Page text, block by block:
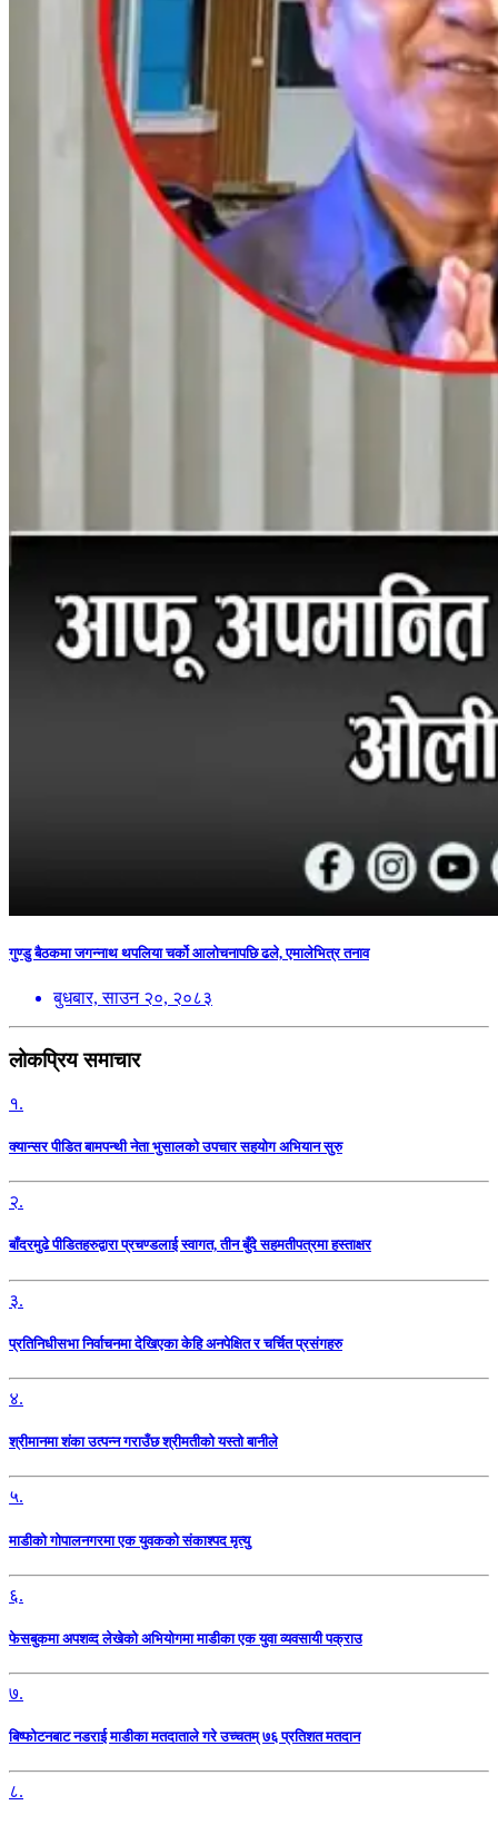
गुण्डु बैठकमा जगन्नाथ थपलिया चर्को आलोचनापछि ढले, एमालेभित्र तनाव
बुधबार, साउन २०, २०८३
लोकप्रिय समाचार
१.
क्यान्सर पीडित बामपन्थी नेता भुसालकाे उपचार सहयोग अभियान सुरु
२.
बाँदरमुढे पीडितहरुद्वारा प्रचण्डलाई स्वागत, तीन बुँदे सहमतीपत्रमा हस्ताक्षर
३.
प्रतिनिधीसभा निर्वाचनमा देखिएका केहि अनपेक्षित र चर्चित प्रसंगहरु
४.
श्रीमानमा शंका उत्पन्न गराउँछ श्रीमतीको यस्तो बानीले
५.
माडीको गोपालनगरमा एक युवकको संकाश्पद मृत्यु
६.
फेसबुकमा अपशव्द लेखेको अभियोगमा माडीका एक युवा व्यवसायी पक्राउ
७.
बिष्फोटनबाट नडराई माडीका मतदाताले गरे उच्चतम् ७६ प्रतिशत मतदान
८.